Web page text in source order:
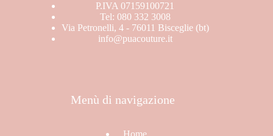
P.IVA 07159100721
Tel: 080 332 3008
Via Petronelli, 4 - 76011 Bisceglie (bt)
info@puacouture.it
Menù di navigazione